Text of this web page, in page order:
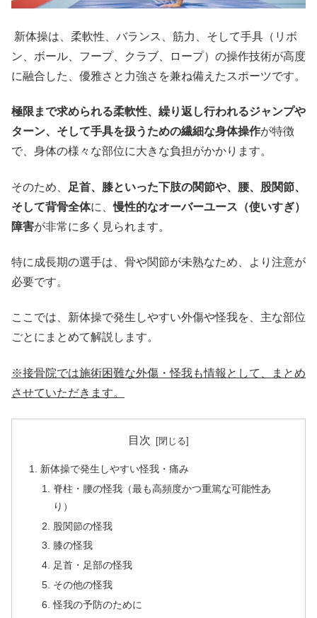
新体操は、柔軟性、バランス、筋力、そして手具（リボ
ン、ボール、フープ、クラブ、ロープ）の操作技術が高度
に融合した、優雅さと力強さを兼ね備えたスポーツです。
極限まで求められる柔軟性、繰り返し行われるジャンプや
ターン、そして手具を扱うための繊細な身体操作が特徴
で、身体の様々な部位に大きな負担がかかります。
そのため、
足首、膝といった下肢の関節や、腰、股関節、
そして背骨全体に、慢性的なオーバーユース（使いすぎ）
障害が非常に多く見られます。
特に成長期の選手は、骨や関節が未熟なため、より注意が
必要です。
ここでは、新体操で発生しやすい外傷や怪我を、主な部位
ごとにまとめて解説します。
※接骨院では施術困難な外傷・怪我も情報として、まとめ
させていただきます。
目次
新体操で発生しやすい怪我・痛み
脊柱・腰の怪我（最も高頻度かつ重篤な可能性あ
り）
股関節の怪我
膝の怪我
足首・足部の怪我
その他の怪我
怪我の予防のために